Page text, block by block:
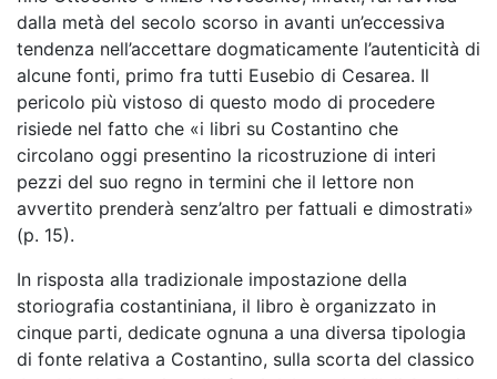
dalla metà del secolo scorso in avanti un’eccessiva
tendenza nell’accettare dogmaticamente l’autenticità di
alcune fonti, primo fra tutti Eusebio di Cesarea. Il
pericolo più vistoso di questo modo di procedere
risiede nel fatto che «i libri su Costantino che
circolano oggi presentino la ricostruzione di interi
pezzi del suo regno in termini che il lettore non
avvertito prenderà senz’altro per fattuali e dimostrati»
(p. 15).
In risposta alla tradizionale impostazione della
storiografia costantiniana, il libro è organizzato in
cinque parti, dedicate ognuna a una diversa tipologia
di fonte relativa a Costantino, sulla scorta del classico